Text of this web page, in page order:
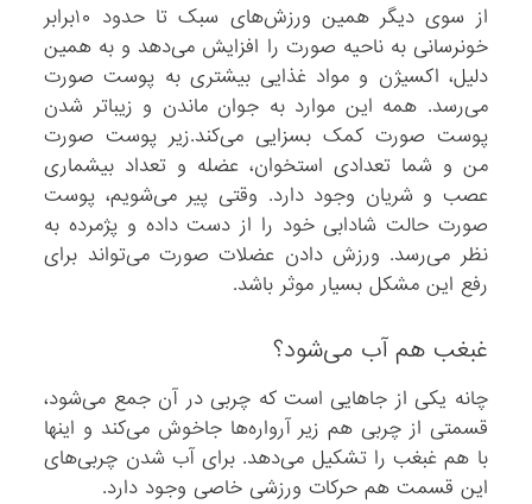
از سوی دیگر همین ورزش‌های سبک تا حدود ۱۰برابر
خونرسانی به ناحیه صورت را افزایش می‌دهد و به همین
دلیل، اکسیژن و مواد غذایی بیشتری به پوست صورت
می‌رسد. همه این موارد به جوان ماندن و زیباتر شدن
پوست صورت کمک بسزایی می‌کند.زیر پوست صورت
من و شما تعدادی استخوان، عضله و تعداد بیشماری
عصب و شریان وجود دارد. وقتی پیر می‌شویم، پوست
صورت حالت شادابی خود را از دست داده و پژمرده به
نظر می‌رسد. ورزش دادن عضلات صورت می‌تواند برای
رفع این مشکل بسیار موثر باشد.
غبغب هم آب می‌شود؟
چانه یکی از جاهایی است که چربی در آن جمع می‌شود،
قسمتی از چربی هم زیر آرواره‌ها جاخوش می‌کند و اینها
با هم غبغب را تشکیل می‌دهد. برای آب شدن چربی‌های
این قسمت هم حرکات ورزشی خاصی وجود دارد.